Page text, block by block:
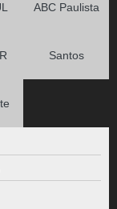
ABC Paulista
Santos